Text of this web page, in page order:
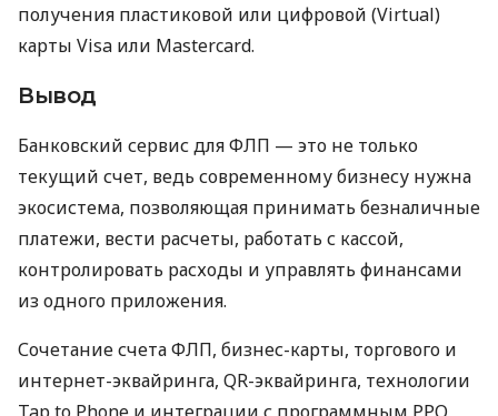
получения пластиковой или цифровой (Virtual)
карты Visa или Mastercard.
Вывод
Банковский сервис для ФЛП — это не только
текущий счет, ведь современному бизнесу нужна
экосистема, позволяющая принимать безналичные
платежи, вести расчеты, работать с кассой,
контролировать расходы и управлять финансами
из одного приложения.
Сочетание счета ФЛП, бизнес-карты, торгового и
интернет-эквайринга, QR-эквайринга, технологии